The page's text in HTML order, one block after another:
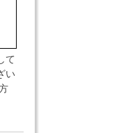
て
い